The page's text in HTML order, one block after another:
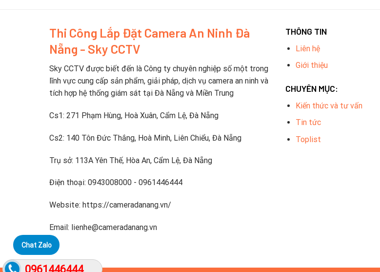
Thi Công Lắp Đặt Camera An Ninh Đà
Nẵng - Sky CCTV
Sky CCTV được biết đến là Công ty chuyên nghiệp số một trong
lĩnh vực cung cấp sản phẩm, giải pháp, dịch vụ camera an ninh và
tích hợp hệ thống giám sát tại Đà Nẵng và Miền Trung
Cs1: 271 Phạm Hùng, Hoà Xuân, Cẩm Lệ, Đà Nẵng
Cs2: 140 Tôn Đức Thắng, Hoà Minh, Liên Chiểu, Đà Nẵng
Trụ sở: 113A Yên Thế, Hòa An, Cẩm Lệ, Đà Nẵng
Điện thoại: 0943008000 - 0961446444
Website: https://cameradanang.vn/
Email: lienhe@cameradanang.vn
THÔNG TIN
Liên hệ
Giới thiệu
CHUYÊN MỤC:
Kiến thức và tư vấn
Tin tức
Toplist
Chat Zalo
0961446444